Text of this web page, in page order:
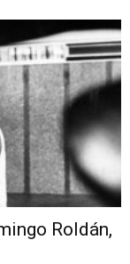
Roldán,